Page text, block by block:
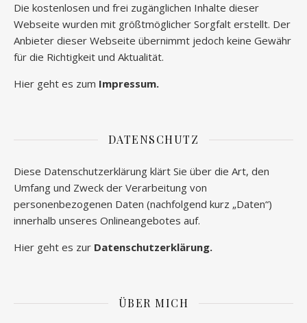
Die kostenlosen und frei zugänglichen Inhalte dieser
Webseite wurden mit größtmöglicher Sorgfalt erstellt. Der
Anbieter dieser Webseite übernimmt jedoch keine Gewähr
für die Richtigkeit und Aktualität.
Hier geht es zum Impressum.
DATENSCHUTZ
Diese Datenschutzerklärung klärt Sie über die Art, den
Umfang und Zweck der Verarbeitung von
personenbezogenen Daten (nachfolgend kurz „Daten“)
innerhalb unseres Onlineangebotes auf.
Hier geht es zur Datenschutzerklärung.
ÜBER MICH